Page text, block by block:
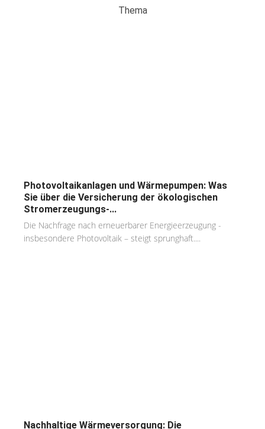
Thema
Photovoltaikanlagen und Wärmepumpen: Was
Sie über die Versicherung der ökologischen
Stromerzeugungs-...
Die Nachfrage nach erneuerbarer Energieerzeugung -
insbesondere Photovoltaik – steigt sprunghaft....
Nachhaltige Wärmeversorgung: Die